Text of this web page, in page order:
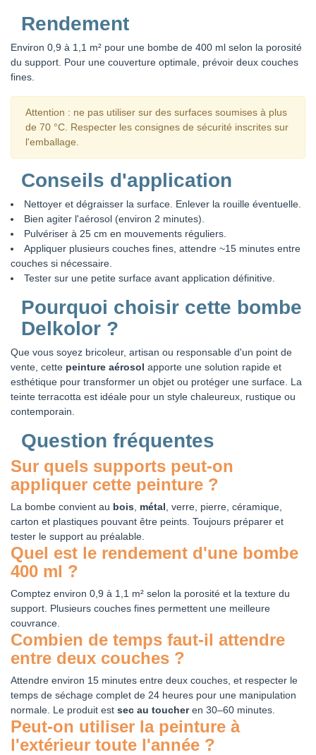
Rendement
Environ 0,9 à 1,1 m² pour une bombe de 400 ml selon la porosité
du support. Pour une couverture optimale, prévoir deux couches
fines.
Attention : ne pas utiliser sur des surfaces soumises à plus
de 70 °C. Respecter les consignes de sécurité inscrites sur
l'emballage.
Conseils d'application
Nettoyer et dégraisser la surface. Enlever la rouille éventuelle.
Bien agiter l'aérosol (environ 2 minutes).
Pulvériser à 25 cm en mouvements réguliers.
Appliquer plusieurs couches fines, attendre ~15 minutes entre
couches si nécessaire.
Tester sur une petite surface avant application définitive.
Pourquoi choisir cette bombe
Delkolor ?
Que vous soyez bricoleur, artisan ou responsable d'un point de
vente, cette peinture aérosol apporte une solution rapide et
esthétique pour transformer un objet ou protéger une surface. La
teinte terracotta est idéale pour un style chaleureux, rustique ou
contemporain.
Question fréquentes
Sur quels supports peut-on
appliquer cette peinture ?
La bombe convient au bois métal , verre, pierre, céramique,
carton et plastiques pouvant être peints. Toujours préparer et
tester le support au préalable.
Quel est le rendement d'une bombe
400 ml ?
Comptez environ 0,9 à 1,1 m² selon la porosité et la texture du
support. Plusieurs couches fines permettent une meilleure
couvrance.
Combien de temps faut-il attendre
entre deux couches ?
Attendre environ 15 minutes entre deux couches, et respecter le
temps de séchage complet de 24 heures pour une manipulation
normale. Le produit est sec au toucheren 30–60 minutes.
Peut-on utiliser la peinture à
l'extérieur toute l'année ?